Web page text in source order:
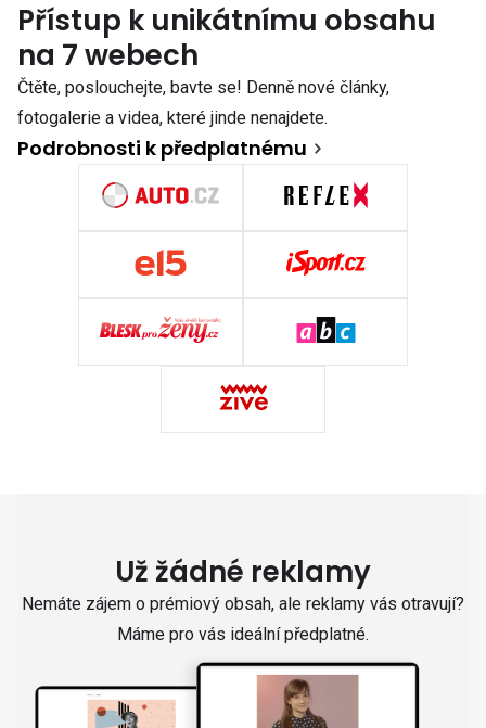
Přístup k unikátnímu obsahu
na 7 webech
Čtěte, poslouchejte, bavte se! Denně nové články,
fotogalerie a videa, které jinde nenajdete.
Podrobnosti k předplatnému
Už žádné reklamy
Nemáte zájem o prémiový obsah, ale reklamy vás otravují?
Máme pro vás ideální předplatné.